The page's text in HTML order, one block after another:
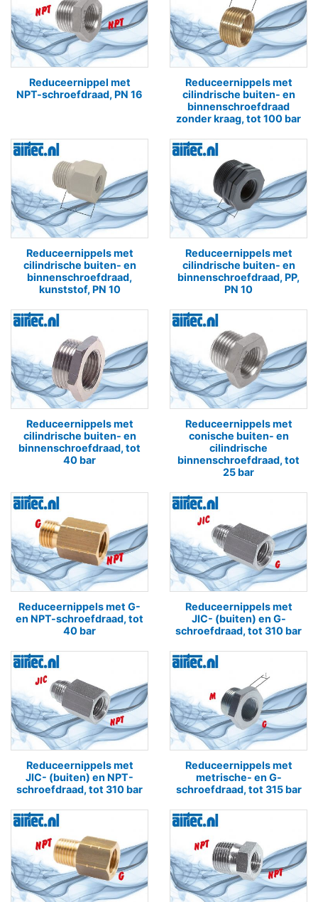
Reduceernippel met
NPT-schroefdraad, PN 16
Reduceernippels met
cilindrische buiten- en
binnenschroefdraad
zonder kraag, tot 100 bar
Reduceernippels met
cilindrische buiten- en
binnenschroefdraad,
kunststof, PN 10
Reduceernippels met
cilindrische buiten- en
binnenschroefdraad, PP,
PN 10
Reduceernippels met
cilindrische buiten- en
binnenschroefdraad, tot
40 bar
Reduceernippels met
conische buiten- en
cilindrische
binnenschroefdraad, tot
25 bar
Reduceernippels met G-
en NPT-schroefdraad, tot
40 bar
Reduceernippels met
JIC- (buiten) en G-
schroefdraad, tot 310 bar
Reduceernippels met
JIC- (buiten) en NPT-
schroefdraad, tot 310 bar
Reduceernippels met
metrische- en G-
schroefdraad, tot 315 bar